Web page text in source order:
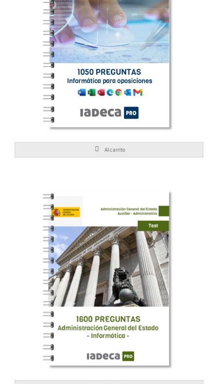
1050 preguntas de Informática para
oposiciones
24,95€
Al carrito
1600 preguntas Administración
General del Estado solo informática
24,95 €